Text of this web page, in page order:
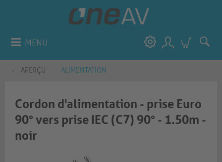
MENU
APERÇU ALIMENTATION
Cordon d'alimentation - prise Euro
90° vers prise IEC (C7) 90° - 1.50m -
noir